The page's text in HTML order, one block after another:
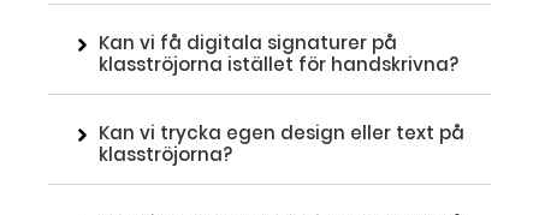
Kan vi få digitala signaturer på
klasströjorna istället för handskrivna?
Kan vi trycka egen design eller text på
klasströjorna?